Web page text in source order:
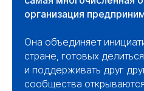
организация
Она объединяет
стране, готовых
и поддерживать друг
сообщества